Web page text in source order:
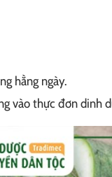
hằng ngày.
vào thực đơn dinh